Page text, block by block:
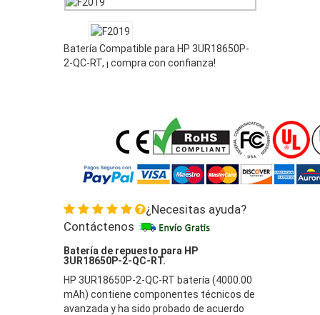
Batería Compatible para HP 3UR18650P-
2-QC-RT, ¡ compra con confianza!
¿Necesitas ayuda?
Contáctenos
Batería de repuesto para HP
3UR18650P-2-QC-RT.
HP 3UR18650P-2-QC-RT batería (4000.00
mAh) contiene componentes técnicos de
avanzada y ha sido probado de acuerdo